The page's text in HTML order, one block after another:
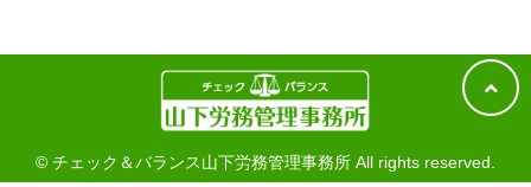
© チェック＆バランス山下労務管理事務所 All rights reserved.